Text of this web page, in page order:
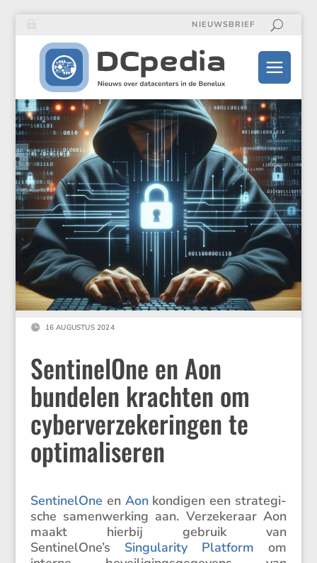
NIEUWSBRIEF
 16 AUGUSTUS 2024
SentinelOne en Aon
bundelen krachten om
cyberverzekeringen te
optimaliseren
Senti­ne­lOne en Aonkondigen een strate­gi­
sche samen­wer­king aan. Verze­ke­raar Aon
maakt hierbij gebruik van
SentinelOne’s Singu­la­rity Platform om